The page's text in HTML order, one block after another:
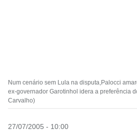
Num cenário sem Lula na disputa,Palocci
ex-governador Garotinhol idera a preferência
Carvalho)
27/07/2005 - 10:00